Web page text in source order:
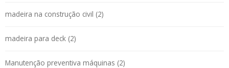
madeira na construção civil (2)
madeira para deck (2)
Manutenção preventiva máquinas (2)